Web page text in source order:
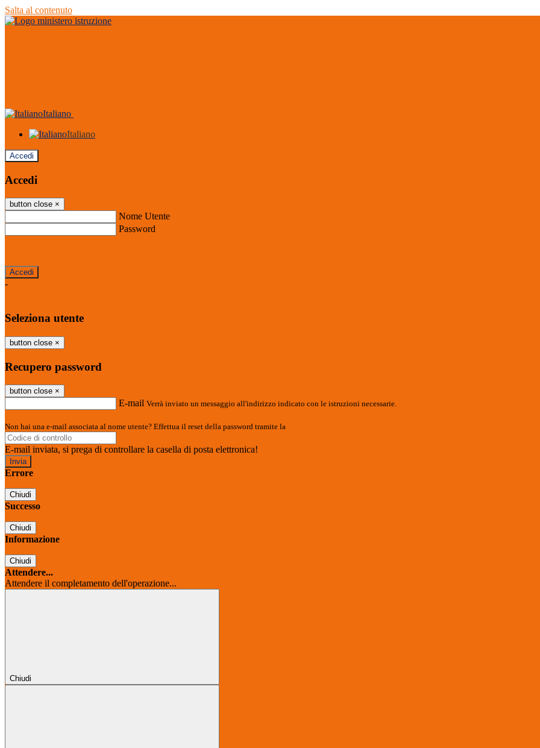
Salta al contenuto
Italiano
Italiano
Accedi
Accedi
button close ×
Nome Utente
Password
-
Seleziona utente
button close ×
Recupero password
button close ×
E-mail Verrà inviato un messaggio all'indirizzo indicato con le istruzioni necessarie.
Non hai una e-mail associata al nome utente? Effettua il reset della password tramite la
E-mail inviata, si prega di controllare la casella di posta elettronica!
Errore
Chiudi
Successo
Chiudi
Informazione
Chiudi
Attendere...
Attendere il completamento dell'operazione...
Chiudi